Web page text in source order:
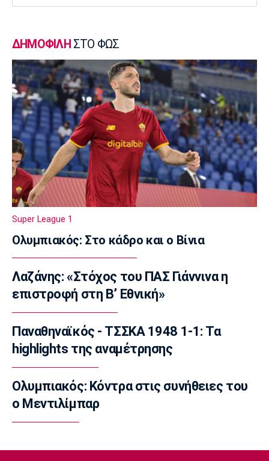
Επίσημα στον Άρη ο Άνταμ Μοκόκα
23:35
Europa League
Μπρούνο: «Δουλέψαμε καλά στην άμυνα»
23:32
Ποδόσφαιρο - Διεθνή
Κακή εβδομάδα για τη βαθμολογία της UEFA
23:23
Γ Εθνική
Αστέρας Βάρης: Νέες προσθήκες στο
ρόστερ
Conference League
στο Κλουζ
23:16
Γ Εθνική
«Πακέτο» στον Απόλλωνα Σμύρνης
23:05
Λεβαδειακός - Παναιτωλικός 1-0: Φιλική νίκη
οι Βοιωτοί επί των «καναρινιών»
22:50
λάθος (hls)
ΔΗΜΟΦΙΛΗ ΣΤΟ ΦΩΣ
Super League 1
Ολυμπιακός: Στο κάδρο και ο Βίνια
Λαζάνης: «Στόχος του ΠΑΣ Γιάννινα η
επιστροφή στη Β’ Εθνική»
Παναθηναϊκός - ΤΣΣΚΑ 1948 1-1: Τα
highlights της αναμέτρησης
Ολυμπιακός: Κόντρα στις συνήθειες του
ο Μεντιλίμπαρ